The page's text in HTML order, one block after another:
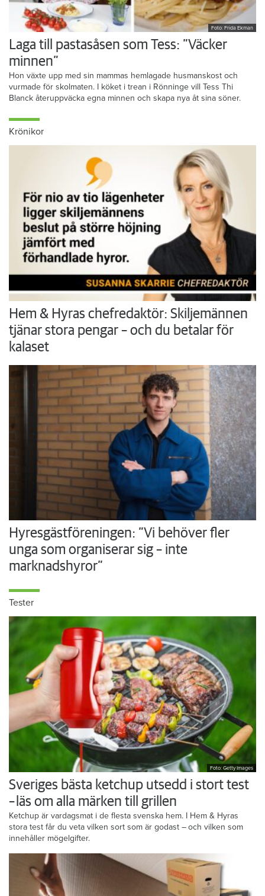
Foto: Frida Ekman
Laga till pastasåsen som Tess: ”Väcker
minnen”
Hon växte upp med sin mammas hemlagade husmanskost och
vurmade för skolmaten. I köket i trean i Rönninge vill Tess Thi
Blanck återuppväcka egna minnen och skapa nya åt sina söner.
Krönikor
Hem & Hyras chefredaktör: Skiljemännen
tjänar stora pengar – och du betalar för
kalaset
Hyresgästföreningen: ”Vi behöver fler
unga som organiserar sig – inte
marknadshyror”
Tester
Foto: Getty Images
Sveriges bästa ketchup utsedd i stort test
– läs om alla märken till grillen
Ketchup är vardagsmat i de flesta svenska hem. I Hem & Hyras
stora test får du veta vilken sort som är godast – och vilken som
innehåller mögelgifter.